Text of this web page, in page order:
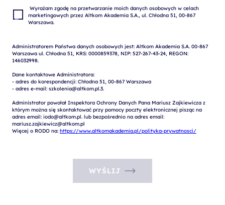
marketingowych przez Altkom Akademia S.A., ul. Chłodna 51, 00-867
Administratorem Państwa danych osobowych jest: Altkom Akademia S.A. 00-867
Warszawa ul. Chłodna 51, KRS: 0000859378, NIP: 527-267-43-24, REGON:
146032998.
Dane kontaktowe Administratora:
- adres do korespondencji: Chłodna 51, 00-867 Warszawa
- adres e-mail: szkolenia@altkom.pl.3.
Administrator powołał Inspektora Ochrony Danych Pana Mariusz Zajkiewicza z
którym można się skontaktować przy pomocy poczty elektronicznej pisząc na
adres email: iodo@altkom.pl. lub bezpośrednio na adres email:
mariusz.zajkiewicz@altkom.pl
Więcej o RODO na: https://www.altkomakademia.pl/polityka-prywatnosci/
WYŚLIJ